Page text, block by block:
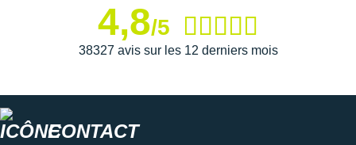
4,8/5
38327 avis sur les 12 derniers mois
CONTACT